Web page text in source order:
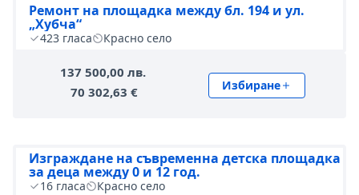
Ремонт на площадка между бл. 194 и ул.
„Хубча“
423 гласа Красно село
137 500,00 лв.
70 302,63 €
Избиране
Изграждане на съвременна детска площадка
за деца между 0 и 12 год.
16 гласа Красно село